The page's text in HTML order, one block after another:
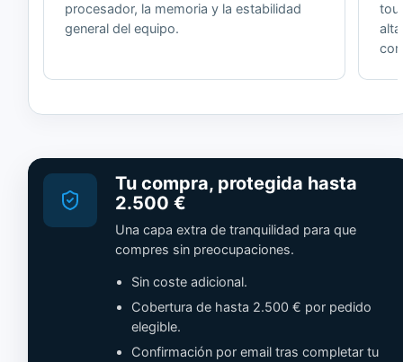
procesador, la memoria y la estabilidad
general del equipo.
Tu compra, protegida hasta
2.500 €
Una capa extra de tranquilidad para que
compres sin preocupaciones.
Sin coste adicional.
Cobertura de hasta 2.500 € por pedido
elegible.
Confirmación por email tras completar tu